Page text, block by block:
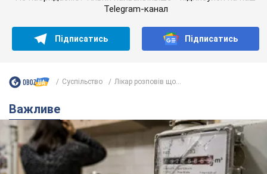
Telegram-канал
Підписатись Підписатись
Суспільство Лікар розповів що...
Важливе